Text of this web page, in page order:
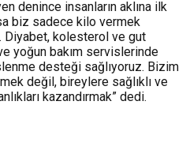
denince insanların aklına ilk
biz sadece kilo vermek
Diyabet, kolesterol ve gut
yoğun bakım servislerinde
desteği sağlıyoruz. Bizim
değil, bireylere sağlıklı ve
kazandırmak” dedi.